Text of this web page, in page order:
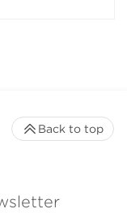
Back to top